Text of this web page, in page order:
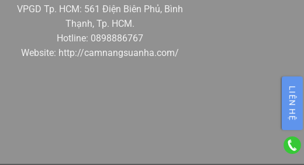
LIÊN HỆ
VPGD Tp. HCM: 561 Điện Biên Phủ, Bình
Thạnh, Tp. HCM.
Hotline: 0898886767
Website: http://camnangsuanha.com/